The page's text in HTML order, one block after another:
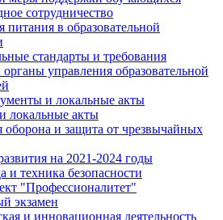
сотрудничество
питания в образовательной
стандарты и требования
управления образовательной
и локальные акты
локальные акты
оборона и защита от чрезвычайных
на 2021-2024 годы
и техника безопасности
"Профессионалитет"
экзамен
и инновационная деятельность